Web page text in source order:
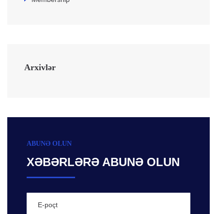
Arxivlər
ABUNƏ OLUN
XƏBƏRLƏRƏ ABUNƏ OLUN